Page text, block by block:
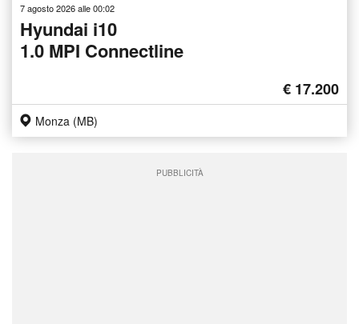
7 agosto 2026 alle 00:02
Hyundai i10
1.0 MPI Connectline
€ 17.200
Monza (MB)
PUBBLICITÀ